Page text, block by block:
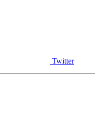
Twitter